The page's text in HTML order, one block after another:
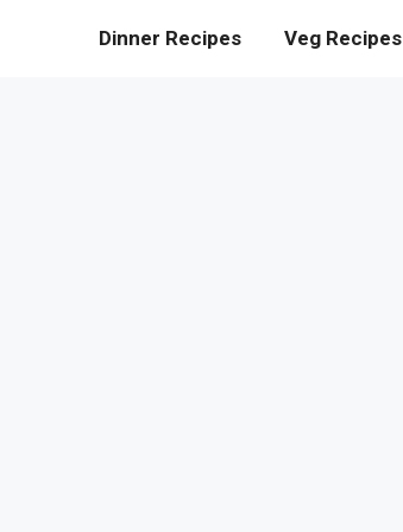
Dinner Recipes Veg Recipes